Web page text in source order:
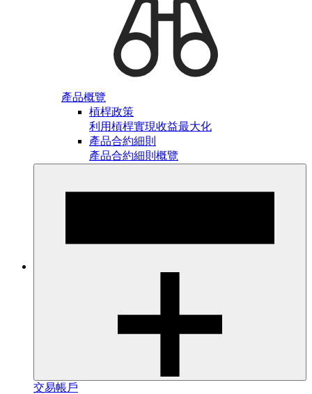
產品概覽
槓桿政策
利用槓桿實現收益最大化
產品合約細則
產品合約細則概覽
交易帳戶